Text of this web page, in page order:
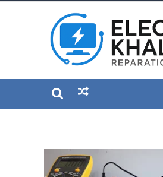
مشكلة HDMI لا يعمل –
الحقيقي والحل
النهائي